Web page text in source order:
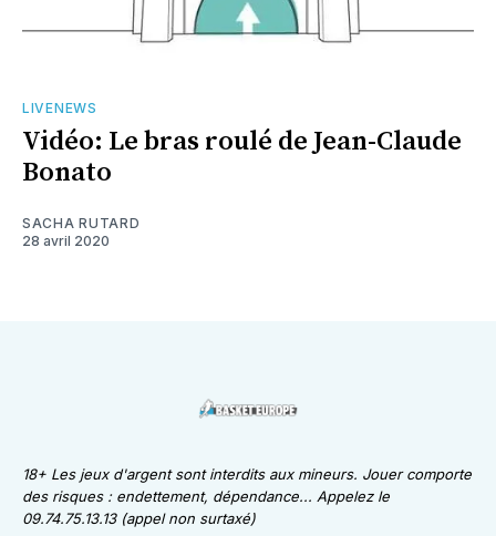
LIVENEWS
Vidéo: Le bras roulé de Jean-Claude
Bonato
SACHA RUTARD
28 avril 2020
18+ Les jeux d'argent sont interdits aux mineurs. Jouer comporte
des risques : endettement, dépendance... Appelez le
09.74.75.13.13 (appel non surtaxé)